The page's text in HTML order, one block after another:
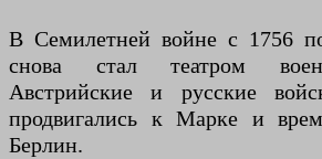
В Семилетней войне с 1756
снова стал театром
Австрийские и русские
продвигались к Марке и
Берлин.